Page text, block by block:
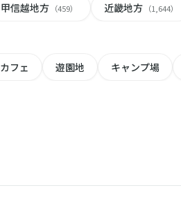
甲信越地方 （459） 近畿地方 （1,644）
カフェ 遊園地 キャンプ場